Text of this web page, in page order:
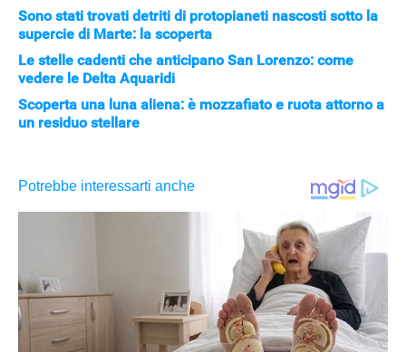
APPLE
Sono stati trovati detriti di protopianeti nascosti sotto la
supercie di Marte: la scoperta
Le stelle cadenti che anticipano San Lorenzo: come
vedere le Delta Aquaridi
Scoperta una luna aliena: è mozzafiato e ruota attorno a
un residuo stellare